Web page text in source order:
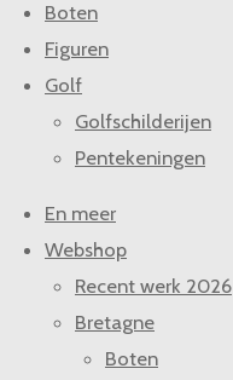
Boten
Figuren
Golf
Golfschilderijen
Pentekeningen
En meer
Webshop
Recent werk 2026
Bretagne
Boten